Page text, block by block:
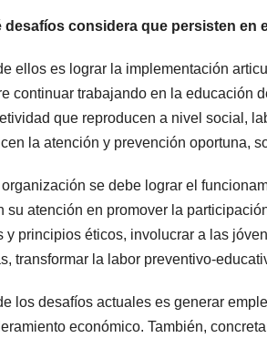
desafíos considera que persisten en
ellos es lograr la implementación
continuar trabajando en la educación
que reproducen a nivel social,
la atención y prevención oportuna,
se debe lograr el
su atención en promover la
y principios éticos, involucrar a las
transformar la labor preventivo-
los desafíos actuales es generar
económico. También,